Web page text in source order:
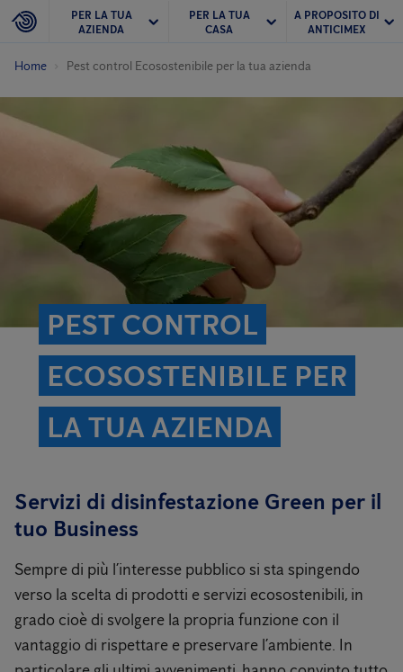
PER LA TUA
AZIENDA
PER LA TUA
CASA
A PROPOSITO DI
ANTICIMEX
Home Pest control Ecosostenibile per la tua azienda
PEST CONTROL
ECOSOSTENIBILE PER
LA TUA AZIENDA
Servizi di disinfestazione Green per il
tuo Business
Sempre di più l’interesse pubblico si sta spingendo
verso la scelta di prodotti e servizi ecosostenibili, in
grado cioè di svolgere la propria funzione con il
vantaggio di rispettare e preservare l’ambiente. In